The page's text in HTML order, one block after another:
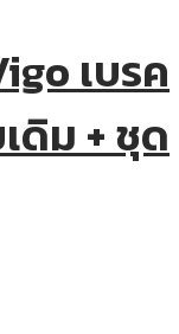
เบรค
ดิม + ชุด